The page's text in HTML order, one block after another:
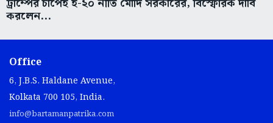
ট্রাম্পের চাপেই ই-২০ নীতি মোদি সরকারের, বিস্ফোরক দাবি
করলেন...
Office
6, J.B.S. Haldane Avenue,
Kolkata 700 105, India.
info@bartamanpatrika.com